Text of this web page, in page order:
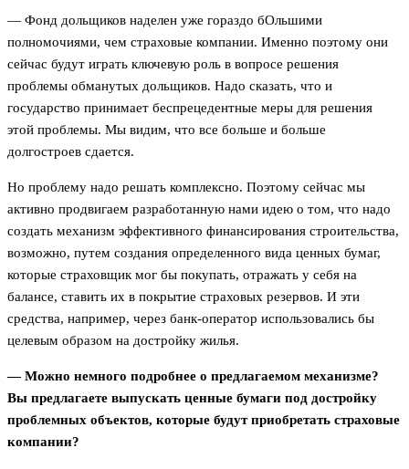
— Фонд дольщиков наделен уже гораздо бОльшими
полномочиями, чем страховые компании. Именно поэтому они
сейчас будут играть ключевую роль в вопросе решения
проблемы обманутых дольщиков. Надо сказать, что и
государство принимает беспрецедентные меры для решения
этой проблемы. Мы видим, что все больше и больше
долгостроев сдается.
Но проблему надо решать комплексно. Поэтому сейчас мы
активно продвигаем разработанную нами идею о том, что надо
создать механизм эффективного финансирования строительства,
возможно, путем создания определенного вида ценных бумаг,
которые страховщик мог бы покупать, отражать у себя на
балансе, ставить их в покрытие страховых резервов. И эти
средства, например, через банк-оператор использовались бы
целевым образом на достройку жилья.
— Можно немного подробнее о предлагаемом механизме?
Вы предлагаете выпускать ценные бумаги под достройку
проблемных объектов, которые будут приобретать страховые
компании?